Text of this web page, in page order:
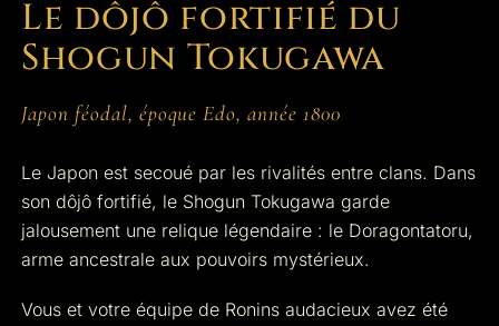
Le dôjô fortifié du
Shogun Tokugawa
Japon féodal, époque Edo, année 1800
Le Japon est secoué par les rivalités entre clans. Dans
son dôjô fortifié, le Shogun Tokugawa garde
jalousement une relique légendaire : le Doragontatoru,
arme ancestrale aux pouvoirs mystérieux.
Vous et votre équipe de Ronins audacieux avez été